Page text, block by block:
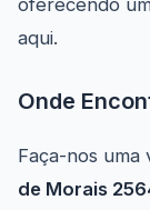
oferecendo
aqui.
Onde
Faça-nos uma
de Morais